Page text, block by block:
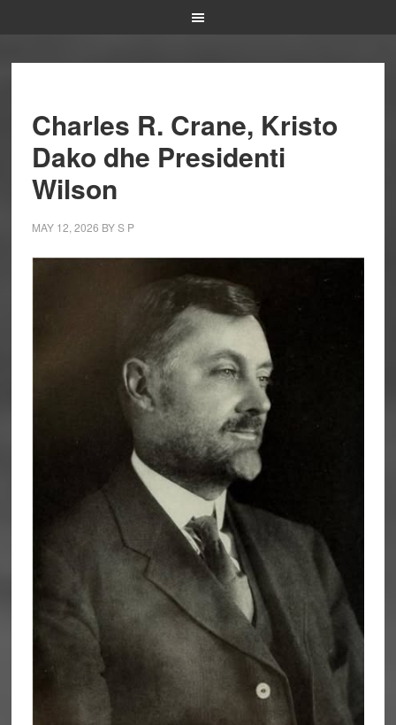
Charles R. Crane, Kristo
Dako dhe Presidenti
Wilson
MAY 12, 2026 BYS P